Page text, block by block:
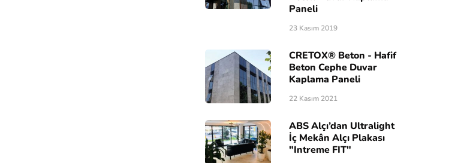
Paneli
23 Kasım 2019
CRETOX® Beton - Hafif
Beton Cephe Duvar
Kaplama Paneli
22 Kasım 2021
ABS Alçı’dan Ultralight
İç Mekân Alçı Plakası
"Intreme FIT"